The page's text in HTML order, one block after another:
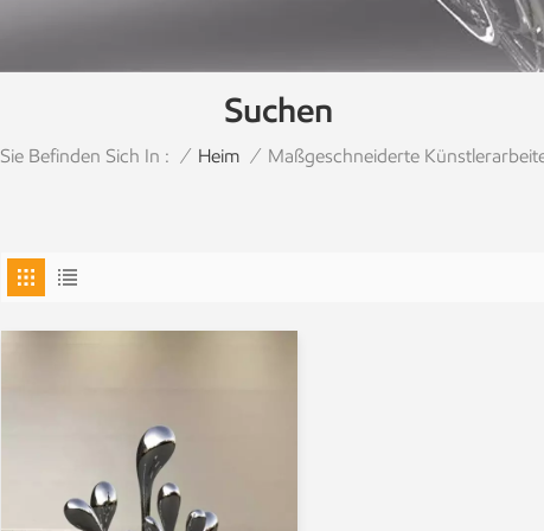
Suchen
Sie Befinden Sich In : / Heim / Maßgeschneiderte